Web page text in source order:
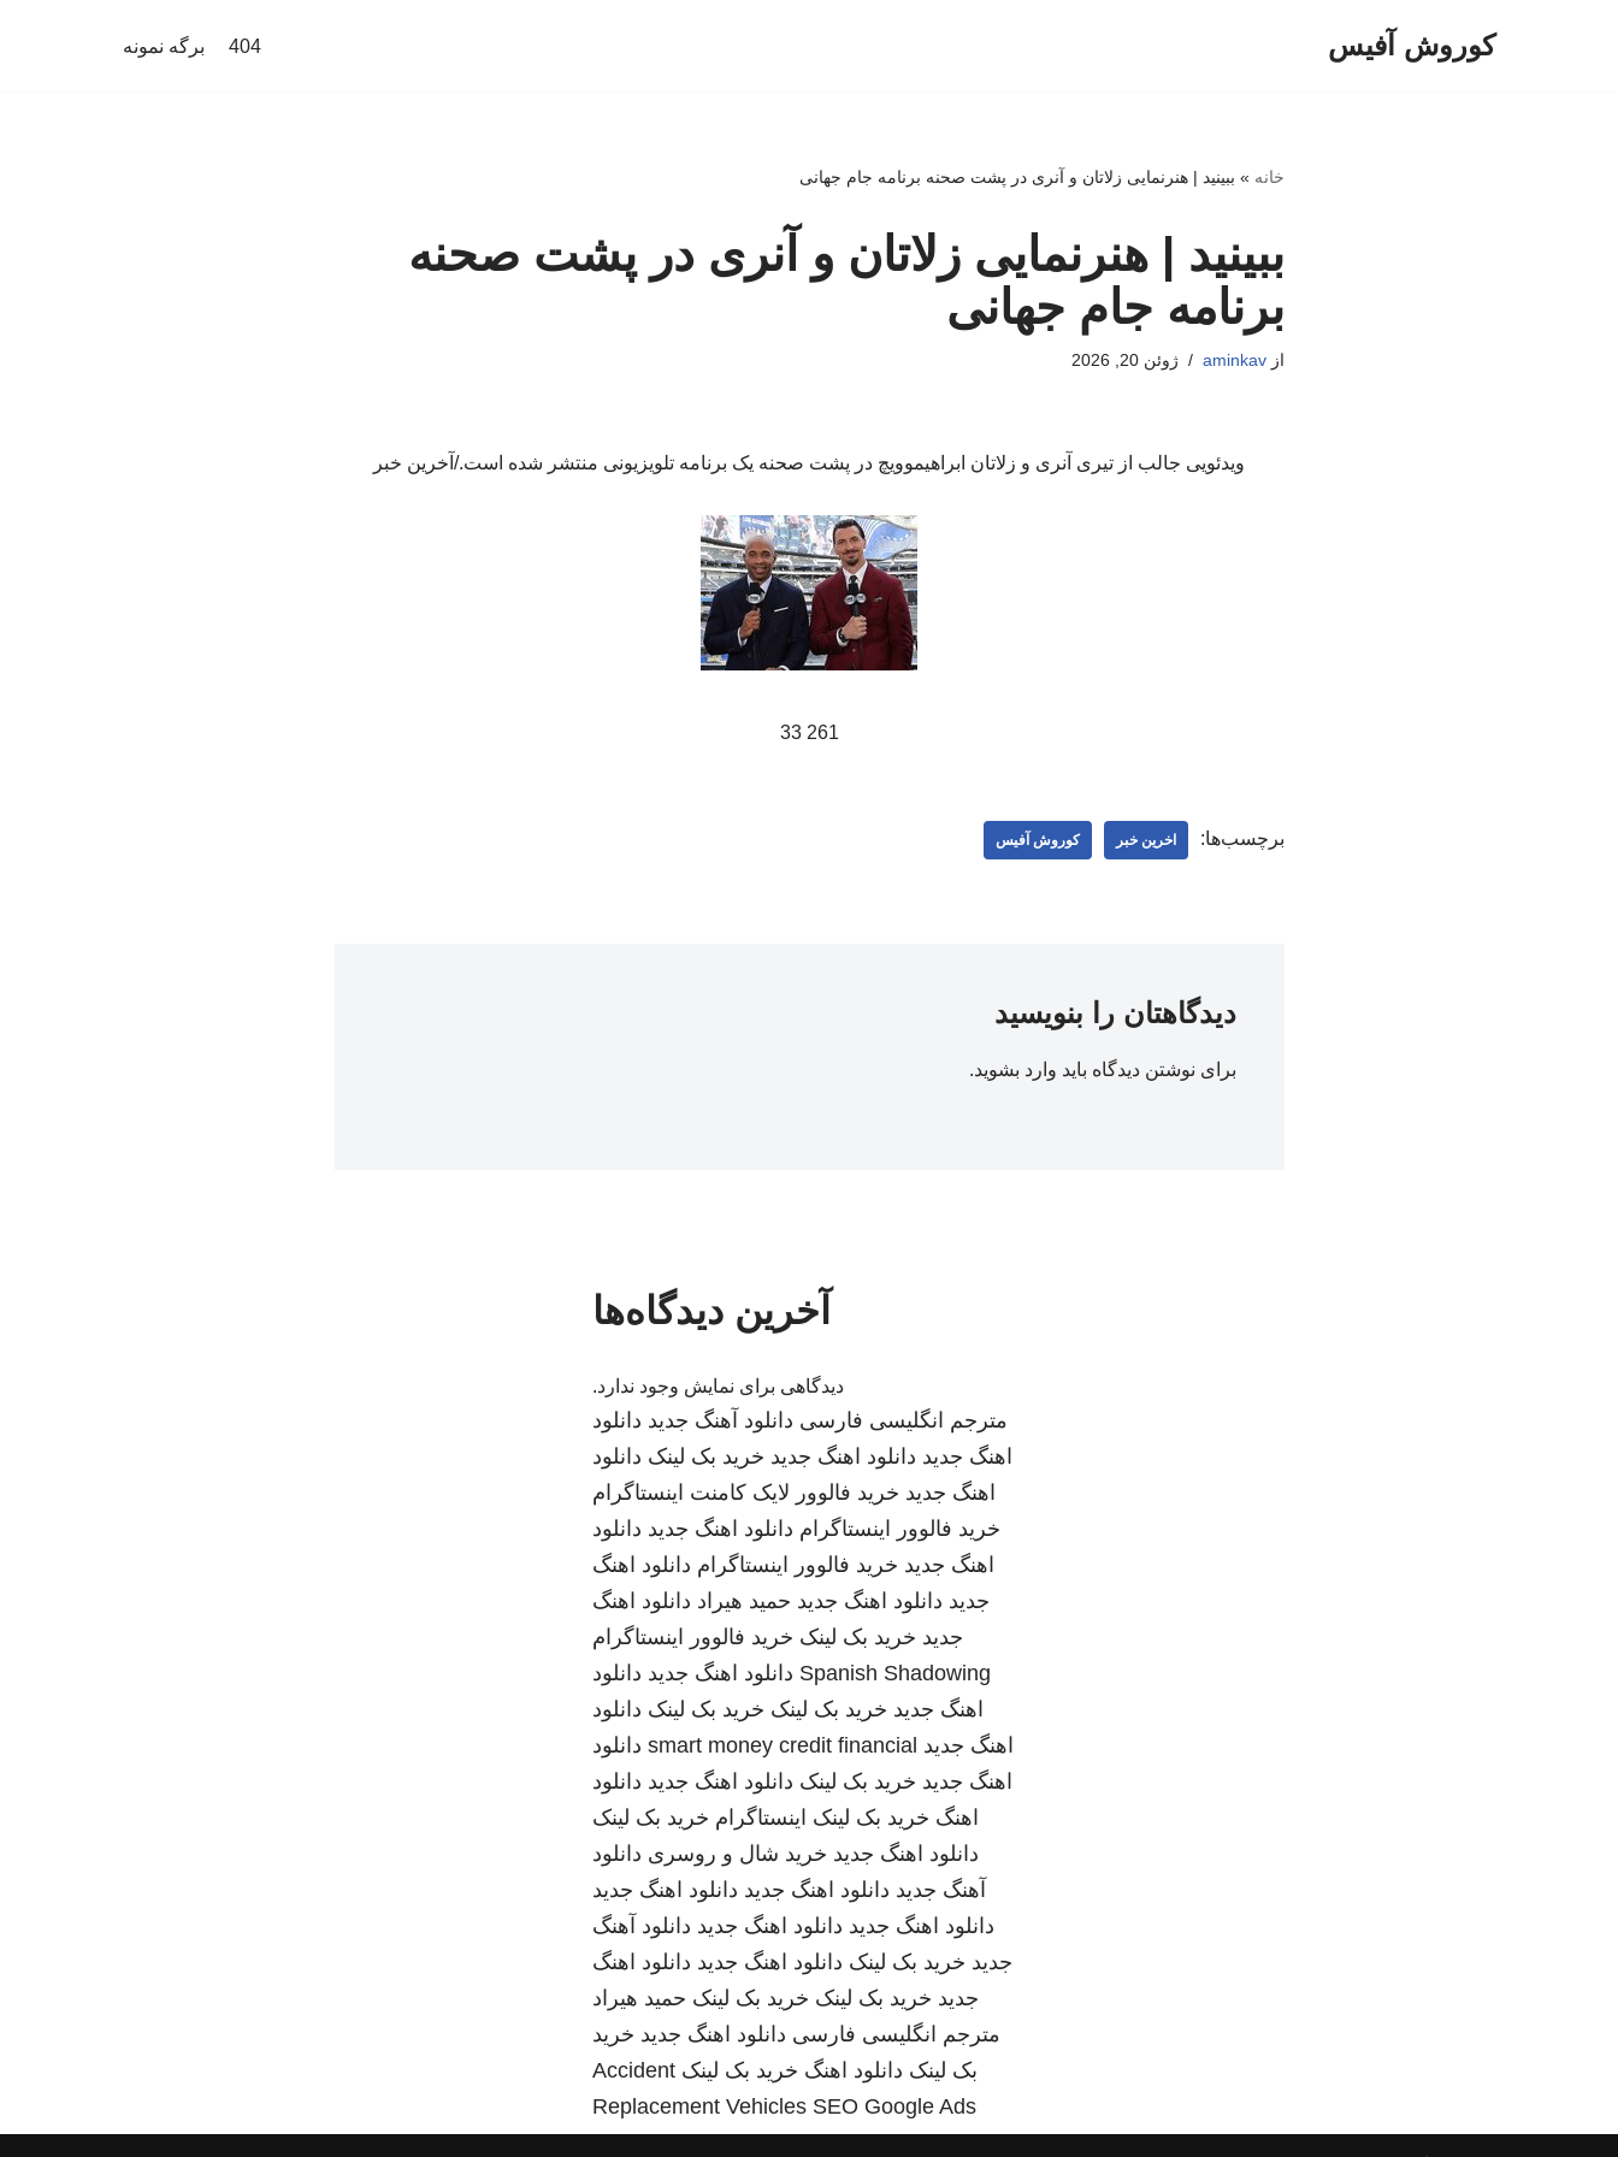
کوروش آفیس 404 برگه نمونه
خانه » ببینید | هنرنمایی زلاتان و آنری در پشت صحنه برنامه جام جهانی
ببینید | هنرنمایی زلاتان و آنری در پشت صحنه
برنامه جام جهانی
ازaminkav ژوئن 20, 2026
ویدئویی جالب از تیری آنری و زلاتان ابراهیموویچ در پشت صحنه یک برنامه تلویزیونی منتشر شده است./آخرین خبر
261 33
برچسب‌ها: اخرین خبر کوروش آفیس
دیدگاهتان را بنویسید
برای نوشتن دیدگاه باید وارد بشوید.
آخرین دیدگاه‌ها
دیدگاهی برای نمایش وجود ندارد.
مترجم انگلیسی فارسی دانلود آهنگ جدید دانلود
اهنگ جدید دانلود اهنگ جدید خرید بک لینک دانلود
اهنگ جدید خرید فالوور لایک کامنت اینستاگرام
خرید فالوور اینستاگرام دانلود اهنگ جدید دانلود
اهنگ جدید خرید فالوور اینستاگرام دانلود اهنگ
جدید دانلود اهنگ جدید حمید هیراد دانلود اهنگ
جدید خرید بک لینک خرید فالوور اینستاگرام
Spanish Shadowing دانلود اهنگ جدید دانلود
اهنگ جدید خرید بک لینک خرید بک لینک دانلود
اهنگ جدید smart money credit financial دانلود
اهنگ جدید خرید بک لینک دانلود اهنگ جدید دانلود
اهنگ خرید بک لینک اینستاگرام خرید بک لینک
دانلود اهنگ جدید خرید شال و روسری دانلود
آهنگ جدید دانلود اهنگ جدید دانلود اهنگ جدید
دانلود اهنگ جدید دانلود اهنگ جدید دانلود آهنگ
جدید خرید بک لینک دانلود اهنگ جدید دانلود اهنگ
جدید خرید بک لینک خرید بک لینک حمید هیراد
مترجم انگلیسی فارسی دانلود اهنگ جدید خرید
بک لینک دانلود اهنگ خرید بک لینک Accident
Replacement Vehicles SEO Google Ads